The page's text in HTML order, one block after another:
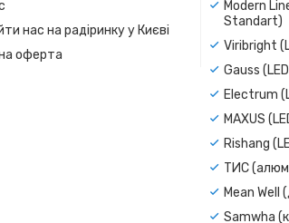
нас на радіринку у Києві
оферта
Modern
Standart)
Viribright
Gauss
Electrum
MAXUS
Rishang
ТИС
Mean
Samwha